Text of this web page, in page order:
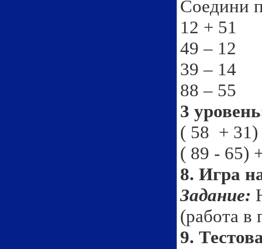
Соедини
12 +
49 –
39 –
88 –
3
( 58 + 31)
( 89 - 65)
8. Игра
Задание:
(работа в
9.